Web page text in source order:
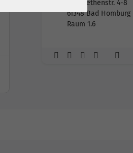
Elisabethenstr. 4-8
61348 Bad Homburg
Raum 1.6